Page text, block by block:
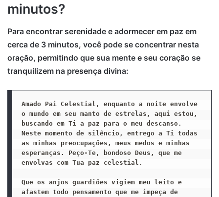
minutos?
Para encontrar serenidade e adormecer em paz em
cerca de 3 minutos, você pode se concentrar nesta
oração, permitindo que sua mente e seu coração se
tranquilizem na presença divina:
Amado Pai Celestial, enquanto a noite envolve
o mundo em seu manto de estrelas, aqui estou,
buscando em Ti a paz para o meu descanso.
Neste momento de silêncio, entrego a Ti todas
as minhas preocupações, meus medos e minhas
esperanças. Peço-Te, bondoso Deus, que me
envolvas com Tua paz celestial.
Que os anjos guardiões vigiem meu leito e
afastem todo pensamento que me impeça de